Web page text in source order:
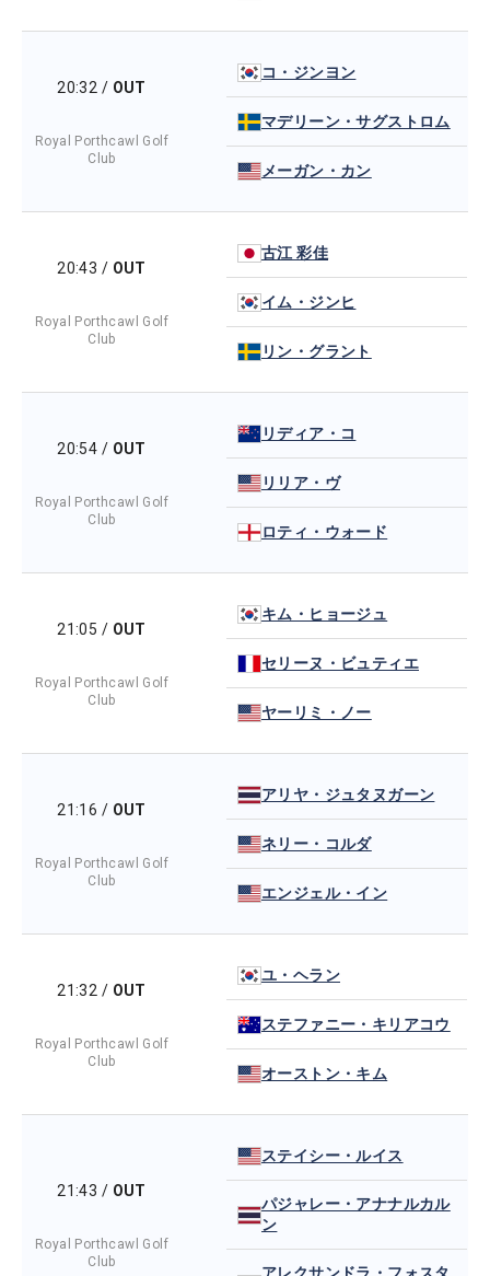
20:32 / OUT
Royal Porthcawl Golf
Club
コ・ジンヨン
マデリーン・サグストロム
メーガン・カン
20:43 / OUT
Royal Porthcawl Golf
Club
古江 彩佳
イム・ジンヒ
リン・グラント
20:54 / OUT
Royal Porthcawl Golf
Club
リディア・コ
リリア・ヴ
ロティ・ウォード
21:05 / OUT
Royal Porthcawl Golf
Club
キム・ヒョージュ
セリーヌ・ビュティエ
ヤーリミ・ノー
21:16 / OUT
Royal Porthcawl Golf
Club
アリヤ・ジュタヌガーン
ネリー・コルダ
エンジェル・イン
21:32 / OUT
Royal Porthcawl Golf
Club
ユ・ヘラン
ステファニー・キリアコウ
オーストン・キム
21:43 / OUT
Royal Porthcawl Golf
Club
ステイシー・ルイス
パジャレー・アナナルカル
ン